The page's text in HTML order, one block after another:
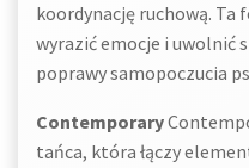
koordynację ruchową.
wyrazić emocje i uwolnić
poprawy samopoczucia
Contemporary
tańca, która łączy